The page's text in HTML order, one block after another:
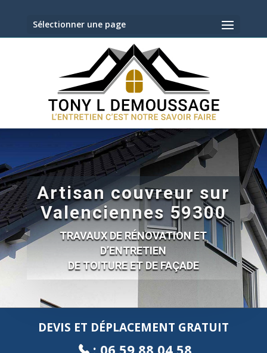
Sélectionner une page
Artisan couvreur sur
Valenciennes 59300
TRAVAUX DE RÉNOVATION ET
D’ENTRETIEN
DE TOITURE ET DE FAÇADE
DEVIS ET DÉPLACEMENT GRATUIT
: 06 59 88 04 58